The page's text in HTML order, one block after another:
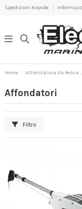
Spedizioni Rapide
Home Attrezzatura da Pesca
Affondatori
Filtro